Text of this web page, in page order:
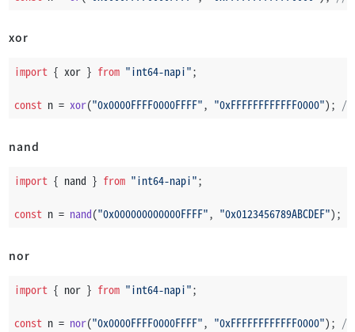
xor
import { xor } from "int64-napi";
const n = xor("0x0000FFFF0000FFFF", "0xFFFFFFFFFFFF0000"); //
nand
import { nand } from "int64-napi";
const n = nand("0x000000000000FFFF", "0x0123456789ABCDEF");
nor
import { nor } from "int64-napi";
const n = nor("0x0000FFFF0000FFFF", "0xFFFFFFFFFFFF0000"); //